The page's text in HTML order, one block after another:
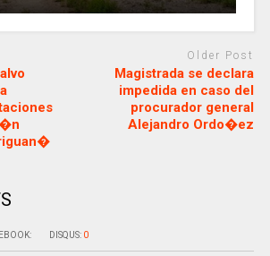
Older Post
Magistrada se declara
impedida en caso del
procurador general
Alejandro Ordo�ez
DISQUS: 0